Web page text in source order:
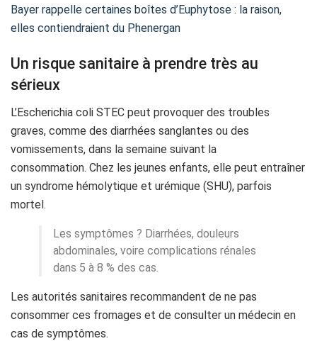
Bayer rappelle certaines boîtes d’Euphytose : la raison,
elles contiendraient du Phenergan
Un risque sanitaire à prendre très au
sérieux
L’Escherichia coli STEC peut provoquer des troubles
graves, comme des diarrhées sanglantes ou des
vomissements, dans la semaine suivant la
consommation. Chez les jeunes enfants, elle peut entraîner
un syndrome hémolytique et urémique (SHU), parfois
mortel.
Les symptômes ? Diarrhées, douleurs
abdominales, voire complications rénales
dans 5 à 8 % des cas.
Les autorités sanitaires recommandent de ne pas
consommer ces fromages et de consulter un médecin en
cas de symptômes.